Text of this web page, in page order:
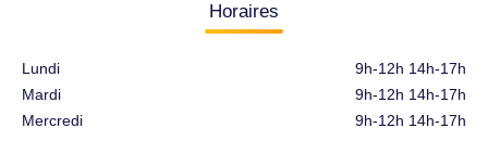
Horaires
Lundi
Mardi
Mercredi
9h-12h 14h-17h
9h-12h 14h-17h
9h-12h 14h-17h